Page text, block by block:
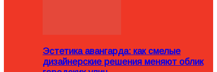
Эстетика авангарда: как смелые
дизайнерские решения меняют облик